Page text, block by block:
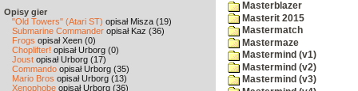
Opisy gier
"Old Towers" (Atari ST) opisał Misza (19)
Submarine Commander opisał Kaz (36)
Frogs opisał Xeen (0)
Choplifter! opisał Urborg (0)
Joust opisał Urborg (17)
Commando opisał Urborg (35)
Mario Bros opisał Urborg (13)
Xenophobe opisał Urborg (36)
Masterblazer
Masterit 2015
Mastermatch
Mastermaze
Mastermind (v1)
Mastermind (v2)
Mastermind (v3)